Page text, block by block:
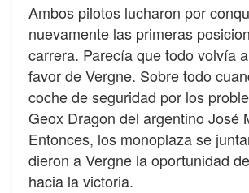
Ambos pilotos lucharon por
nuevamente las primeras
carrera. Parecía que todo volvía
favor de Vergne. Sobre todo
coche de seguridad por los
Geox Dragon del argentino José
Entonces, los monoplaza se
dieron a Vergne la oportunidad
hacia la victoria.